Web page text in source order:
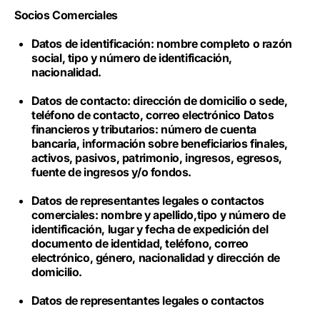
Socios Comerciales
Datos de identificación: nombre completo o razón
social, tipo y número de identificación,
nacionalidad.
Datos de contacto: dirección de domicilio o sede,
teléfono de contacto, correo electrónico Datos
financieros y tributarios: número de cuenta
bancaria, información sobre beneficiarios finales,
activos, pasivos, patrimonio, ingresos, egresos,
fuente de ingresos y/o fondos.
Datos de representantes legales o contactos
comerciales: nombre y apellido,tipo y número de
identificación, lugar y fecha de expedición del
documento de identidad, teléfono, correo
electrónico, género, nacionalidad y dirección de
domicilio.
Datos de representantes legales o contactos